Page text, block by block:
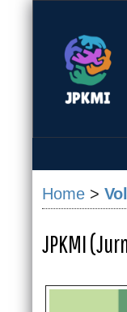
Home >
JPKMI